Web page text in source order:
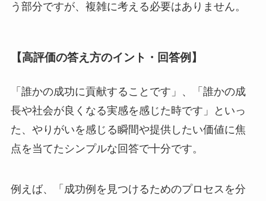
う部分ですが、複雑に考える必要はありません。
【高評価の答え方のイント・回答例】
「誰かの成功に貢献することです」、「誰かの成
長や社会が良くなる実感を感じた時です」といっ
た、やりがいを感じる瞬間や提供したい価値に焦
点を当てたシンプルな回答で十分です。
例えば、「成功例を見つけるためのプロセスを分